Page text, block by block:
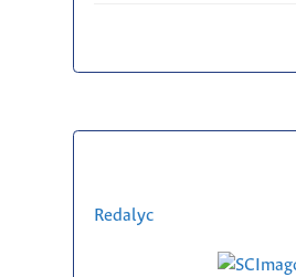
Redalyc